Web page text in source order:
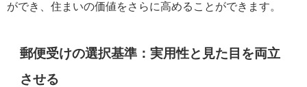
ができ、住まいの価値をさらに高めることができます。
郵便受けの選択基準：実用性と見た目を両立
させる